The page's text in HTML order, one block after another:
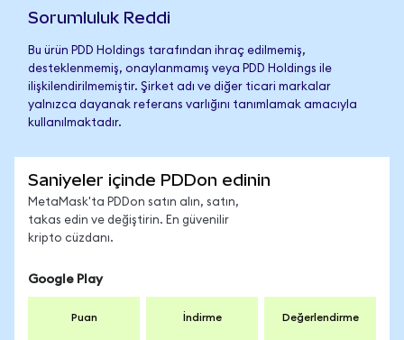
Sorumluluk Reddi
Bu ürün PDD Holdings tarafından ihraç edilmemiş,
desteklenmemiş, onaylanmamış veya PDD Holdings ile
ilişkilendirilmemiştir. Şirket adı ve diğer ticari markalar
yalnızca dayanak referans varlığını tanımlamak amacıyla
kullanılmaktadır.
Saniyeler içinde PDDon edinin
MetaMask'ta PDDon satın alın, satın,
takas edin ve değiştirin. En güvenilir
kripto cüzdanı.
Google Play
Puan İndirme Değerlendirme